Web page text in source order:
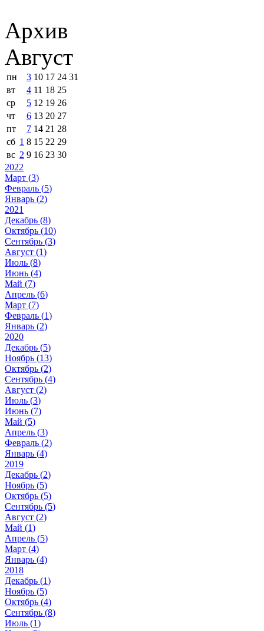
Архив
Август
пн 3 10 17 24 31
вт
4 11 18 25
ср
5 12 19 26
чт
6 13 20 27
пт
7 14 21 28
сб 1 8 15 22 29
вс 2 9 16 23 30
2022
Март (3)
Февраль (5)
Январь (2)
2021
Декабрь (8)
Октябрь (10)
Сентябрь (3)
Август (1)
Июль (8)
Июнь (4)
Май (7)
Апрель (6)
Март (7)
Февраль (1)
Январь (2)
2020
Декабрь (5)
Ноябрь (13)
Октябрь (2)
Сентябрь (4)
Август (2)
Июль (3)
Июнь (7)
Май (5)
Апрель (3)
Февраль (2)
Январь (4)
2019
Декабрь (2)
Ноябрь (5)
Октябрь (5)
Сентябрь (5)
Август (2)
Май (1)
Апрель (5)
Март (4)
Январь (4)
2018
Декабрь (1)
Ноябрь (5)
Октябрь (4)
Сентябрь (8)
Июль (1)